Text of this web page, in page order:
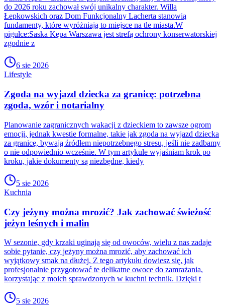
do 2026 roku zachował swój unikalny charakter. Willa
Łepkowskich oraz Dom Funkcjonalny Lacherta stanowią
fundamenty, które wyróżniają to miejsce na tle miasta.W
pigułce:Saska Kępa Warszawa jest strefą ochrony konserwatorskiej
zgodnie z
6 sie 2026
Lifestyle
Zgoda na wyjazd dziecka za granicę: potrzebna
zgoda, wzór i notarialny
Planowanie zagranicznych wakacji z dzieckiem to zawsze ogrom
emocji, jednak kwestie formalne, takie jak zgoda na wyjazd dziecka
za granicę, bywają źródłem niepotrzebnego stresu, jeśli nie zadbamy
o nie odpowiednio wcześnie. W tym artykule wyjaśniam krok po
kroku, jakie dokumenty są niezbędne, kiedy
5 sie 2026
Kuchnia
Czy jeżyny można mrozić? Jak zachować świeżość
jeżyn leśnych i malin
W sezonie, gdy krzaki uginają się od owoców, wielu z nas zadaje
sobie pytanie, czy jeżyny można mrozić, aby zachować ich
wyjątkowy smak na dłużej. Z tego artykułu dowiesz się, jak
profesjonalnie przygotować te delikatne owoce do zamrażania,
korzystając z moich sprawdzonych w kuchni technik. Dzięki t
5 sie 2026